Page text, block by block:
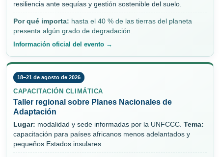
resiliencia ante sequías y gestión sostenible del suelo.
Por qué importa: hasta el 40 % de las tierras del planeta
presenta algún grado de degradación.
Información oficial del evento →
18–21 de agosto de 2026
CAPACITACIÓN CLIMÁTICA
Taller regional sobre Planes Nacionales de
Adaptación
Lugar: modalidad y sede informadas por la UNFCCC. Tema:
capacitación para países africanos menos adelantados y
pequeños Estados insulares.